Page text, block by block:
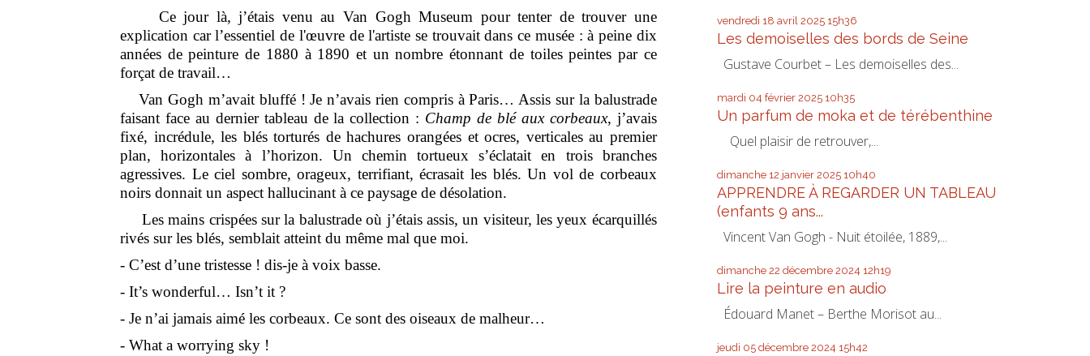
Ce jour là, j’étais venu au Van Gogh Museum pour tenter de trouver une
explication car l’essentiel de l'œuvre de l'artiste se trouvait dans ce musée : à peine dix
années de peinture de 1880 à 1890 et un nombre étonnant de toiles peintes par ce
forçat de travail…
Van Gogh m’avait bluffé ! Je n’avais rien compris à Paris… Assis sur la balustrade
faisant face au dernier tableau de la collection : Champ de blé aux corbeaux, j’avais
fixé, incrédule, les blés torturés de hachures orangées et ocres, verticales au premier
plan, horizontales à l’horizon. Un chemin tortueux s’éclatait en trois branches
agressives. Le ciel sombre, orageux, terrifiant, écrasait les blés. Un vol de corbeaux
noirs donnait un aspect hallucinant à ce paysage de désolation.
Les mains crispées sur la balustrade où j’étais assis, un visiteur, les yeux écarquillés
rivés sur les blés, semblait atteint du même mal que moi.
- C’est d’une tristesse ! dis-je à voix basse.
- It’s wonderful… Isn’t it ?
- Je n’ai jamais aimé les corbeaux. Ce sont des oiseaux de malheur…
- What a worrying sky !
vendredi 18 avril 2025 15h36
Les demoiselles des bords de Seine
Gustave Courbet – Les demoiselles des...
mardi 04 février 2025 10h35
Un parfum de moka et de térébenthine
Quel plaisir de retrouver,...
dimanche 12 janvier 2025 10h40
APPRENDRE À REGARDER UN TABLEAU
(enfants 9 ans...
Vincent Van Gogh - Nuit étoilée, 1889,...
dimanche 22 décembre 2024 12h19
Lire la peinture en audio
Édouard Manet – Berthe Morisot au...
jeudi 05 décembre 2024 15h42